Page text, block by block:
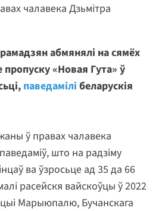
чалавека Дзьмітра
абмянялі на сямёх
пропуску «Новая Гута» ў
паведамілі беларускія
ў правах чалавека
паведаміў, што на радзіму
ва ўзросьце ад 35 да 66
расейскя вайскоўцы ў 2022
Марыюпалю, Бучанскага